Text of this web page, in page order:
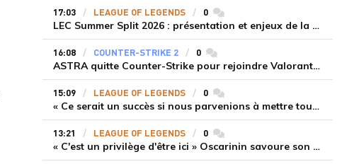
17:03 LEAGUE OF LEGENDS 0commentaires
LEC Summer Split 2026 : présentation et enjeux de la troisième semaine de compétition
16:08 COUNTER-STRIKE 2 0commentaires
ASTRA quitte Counter-Strike pour rejoindre Valorant et la scène compétitive Game Changers
15:09 LEAGUE OF LEGENDS 0commentaires
« Ce serait un succès si nous parvenions à mettre tous les joueurs à niveau pour espérer atteindre les playoffs », Nukeduck et Mithy après la victoire de Team Heretics
13:21 LEAGUE OF LEGENDS 0commentaires
« C'est un privilège d'être ici » Oscarinin savoure son retour en LEC et prépare sa revanche